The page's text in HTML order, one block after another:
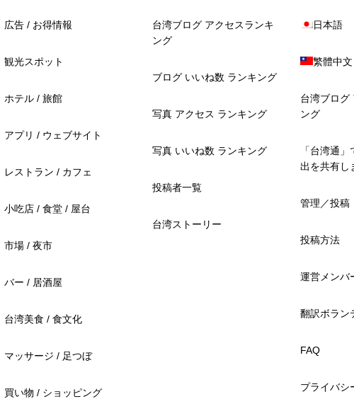
広告 / お得情報
観光スポット
ホテル / 旅館
アプリ / ウェブサイト
レストラン / カフェ
小吃店 / 食堂 / 屋台
市場 / 夜市
バー / 居酒屋
台湾美食 / 食文化
マッサージ / 足つぼ
買い物 / ショッピング
台湾ブログ アクセスランキ
ング
ブログ いいね数 ランキング
写真 アクセス ランキング
写真 いいね数 ランキング
投稿者一覧
台湾ストーリー
日本語
繁體中文
台湾ブログ
ング
「台湾通
出を共有し
管理／投稿
投稿方法
運営メンバ
翻訳ボラン
FAQ
プライバシ